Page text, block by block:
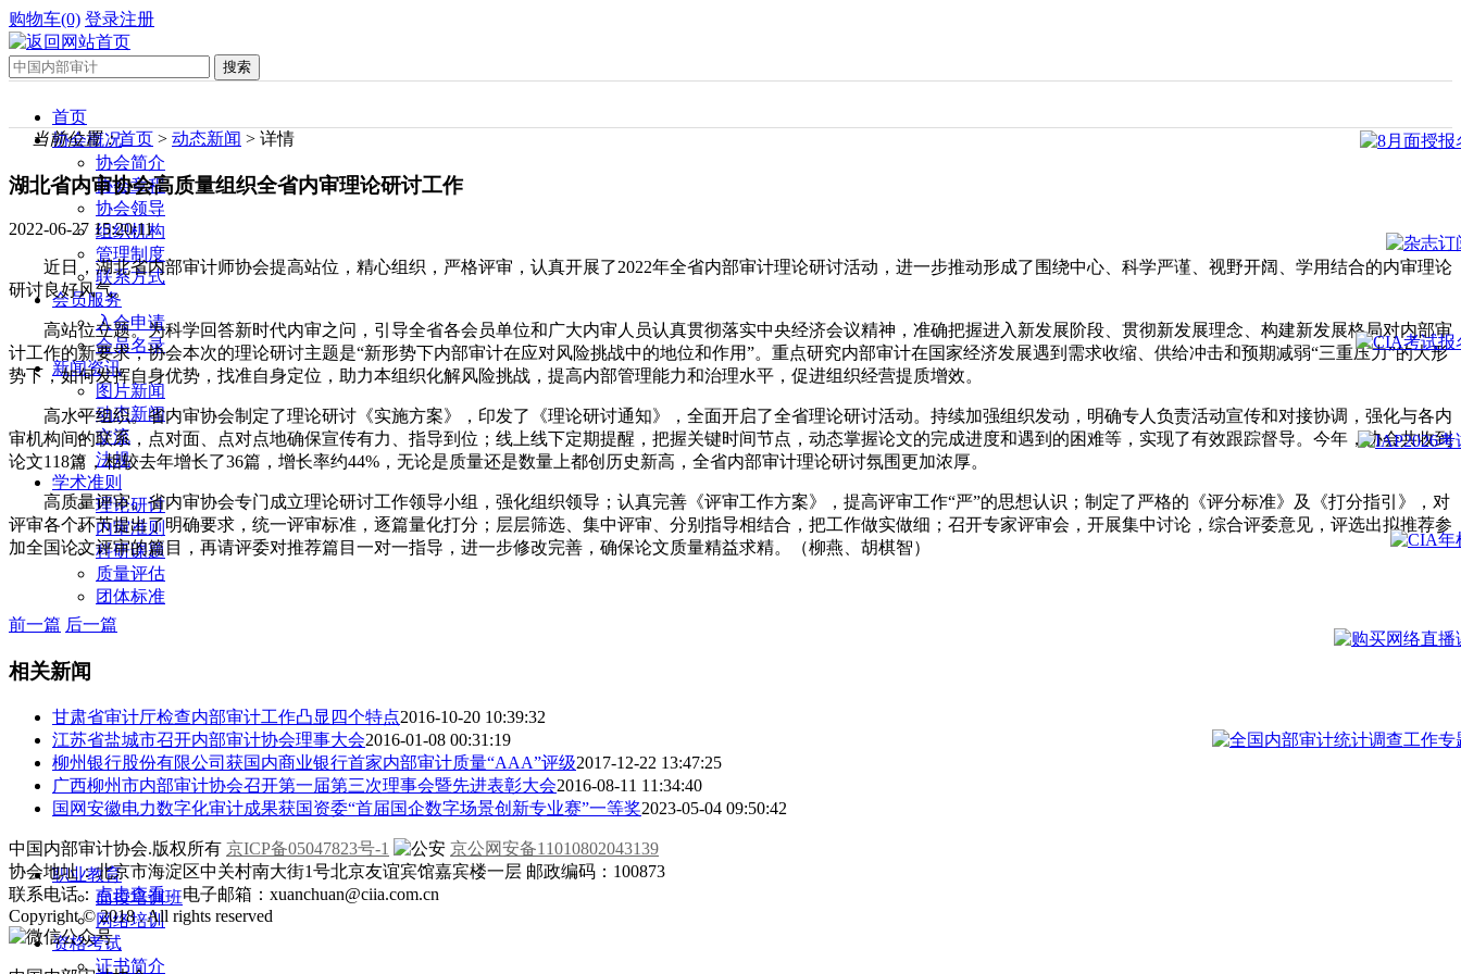
购物车(0) 登录注册
首页
协会概况
协会简介
协会章程
协会领导
组织机构
管理制度
联系方式
会员服务
入会申请
会员名录
新闻资讯
图片新闻
动态新闻
交流
法规
学术准则
理论研讨
内审准则
科研课题
质量评估
团体标准
职业教育
面授培训班
网络培训
资格考试
证书简介
当前位置：首页 > 动态新闻 > 详情
湖北省内审协会高质量组织全省内审理论研讨工作
2022-06-27 15:20:11
近日，湖北省内部审计师协会提高站位，精心组织，严格评审，认真开展了2022年全省内部审计理论研讨活动，进一步推动形成了围绕中心、科学严谨、视野开阔、学用结合的内审理论
研讨良好风气。
高站位立题。为科学回答新时代内审之问，引导全省各会员单位和广大内审人员认真贯彻落实中央经济会议精神，准确把握进入新发展阶段、贯彻新发展理念、构建新发展格局对内部审
计工作的新要求，协会本次的理论研讨主题是“新形势下内部审计在应对风险挑战中的地位和作用”。重点研究内部审计在国家经济发展遇到需求收缩、供给冲击和预期减弱“三重压力”的大形
势下，如何发挥自身优势，找准自身定位，助力本组织化解风险挑战，提高内部管理能力和治理水平，促进组织经营提质增效。
高水平组织。省内审协会制定了理论研讨《实施方案》，印发了《理论研讨通知》，全面开启了全省理论研讨活动。持续加强组织发动，明确专人负责活动宣传和对接协调，强化与各内
审机构间的联系，点对面、点对点地确保宣传有力、指导到位；线上线下定期提醒，把握关键时间节点，动态掌握论文的完成进度和遇到的困难等，实现了有效跟踪督导。今年，协会共收到
论文118篇，相较去年增长了36篇，增长率约44%，无论是质量还是数量上都创历史新高，全省内部审计理论研讨氛围更加浓厚。
高质量评审。省内审协会专门成立理论研讨工作领导小组，强化组织领导；认真完善《评审工作方案》，提高评审工作“严”的思想认识；制定了严格的《评分标准》及《打分指引》，对
评审各个环节提出了明确要求，统一评审标准，逐篇量化打分；层层筛选、集中评审、分别指导相结合，把工作做实做细；召开专家评审会，开展集中讨论，综合评委意见，评选出拟推荐参
加全国论文评审的篇目，再请评委对推荐篇目一对一指导，进一步修改完善，确保论文质量精益求精。（柳燕、胡棋智）
前一篇 后一篇
相关新闻
甘肃省审计厅检查内部审计工作凸显四个特点2016-10-20 10:39:32
江苏省盐城市召开内部审计协会理事大会2016-01-08 00:31:19
柳州银行股份有限公司获国内商业银行首家内部审计质量“AAA”评级2017-12-22 13:47:25
广西柳州市内部审计协会召开第一届第三次理事会暨先进表彰大会2016-08-11 11:34:40
国网安徽电力数字化审计成果获国资委“首届国企数字场景创新专业赛”一等奖2023-05-04 09:50:42
中国内部审计协会.版权所有 京ICP备05047823号-1
京公网安备11010802043139
协会地址：北京市海淀区中关村南大街1号北京友谊宾馆嘉宾楼一层 邮政编码：100873
联系电话： 点击查看电子邮箱：xuanchuan@ciia.com.cn
Copyright © 2018 . All rights reserved